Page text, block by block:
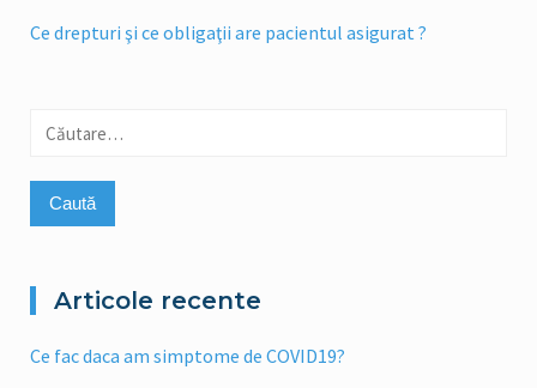
Ce drepturi şi ce obligaţii are pacientul asigurat ?
Caută
Articole recente
Ce fac daca am simptome de COVID19?